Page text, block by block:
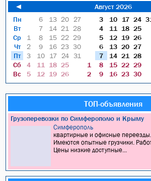
◄ Август 2026
Пн
Вт
Ср
Чт
Пт
Сб
Вс
6 13 20
27
7
14 21
28
1
8 15 22 29
2
9 16 23 30
3
10 17 24 31
4
11 18 25
5
12 19 26
3 10 17 24
4
11 18 25
5
12 19 26
6
13 20 27
7
14 21
28
1
8 15 22 29
2
9 16 23 30
ТОП-объявления
Грузоперевозки по Симферополю и Крыму
Симферополь
квартирные и офисные
Имеются опытные грузчики.
Цены низкие доступные...